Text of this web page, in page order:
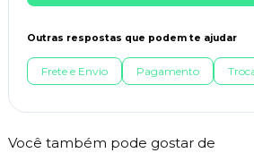
Outras respostas que podem te ajudar
Frete e Envio Pagamento
Você também pode gostar de